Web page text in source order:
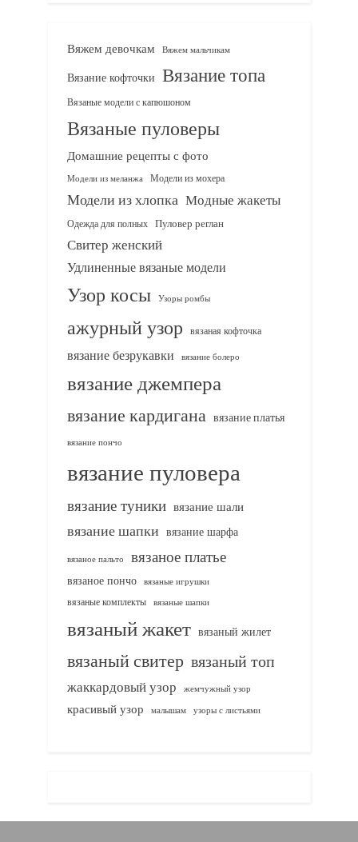
Вяжем девочкам Вяжем мальчикам
Вязание кофточки Вязание топа
Вязаные модели с капюшоном
Вязаные пуловеры
Домашние рецепты с фото
Модели из меланжа Модели из мохера
Модели из хлопка Модные жакеты
Одежда для полных Пуловер реглан
Свитер женский
Удлиненные вязаные модели
Узор косы Узоры ромбы
ажурный узор вязаная кофточка
вязание безрукавки вязание болеро
вязание джемпера
вязание кардигана вязание платья
вязание пончо
вязание пуловера
вязание туники вязание шали
вязание шапки вязание шарфа
вязаное пальто вязаное платье
вязаное пончо вязаные игрушки
вязаные комплекты
вязаные шапки
вязаный жакет вязаный жилет
вязаный свитер вязаный топ
жаккардовый узор жемчужный узор
красивый узор малышам узоры с листьями